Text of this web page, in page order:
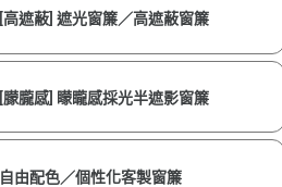
[高遮蔽] 遮光窗簾／高遮蔽窗簾
[朦朧感] 矇矓感採光半遮影窗簾
自由配色／個性化客製窗簾